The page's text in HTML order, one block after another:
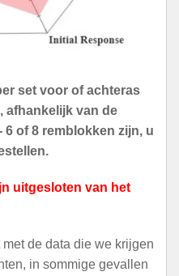
set voor of achteras
afhankelijk van de
of 8 remblokken zijn, u
uitgesloten van het
de data die we krijgen
in sommige gevallen